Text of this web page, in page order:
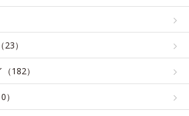
）
182）